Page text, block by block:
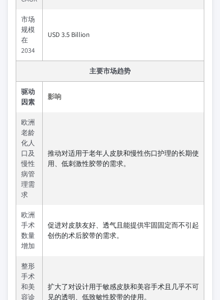
市场
规模
在
2034
USD 3.5 Billion
主要市场趋势
驱动
因素
影响
欧洲
老龄
化人
口及
慢性
病管
理需
求
推动对适用于老年人皮肤和慢性伤口护理的长期使
用、低刺激性胶带的需求。
欧洲
手术
数量
增加
促进对皮肤友好、透气且能提供牢固固定而不引起
创伤的术后胶带的需求。
整形
手术
和美
容诊
扩大了对设计用于敏感皮肤和美容手术且几乎不可
见的透明、低致敏性胶带的使用。